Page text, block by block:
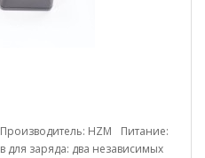
HZM Питание:
для заряда: два независимых